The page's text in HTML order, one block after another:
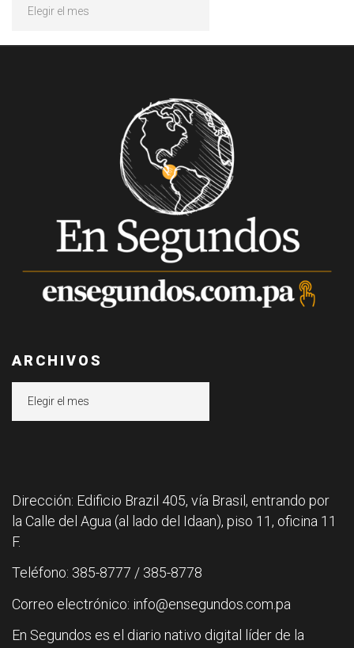
ARCHIVOS
Dirección: Edificio Brazil 405, vía Brasil, entrando por
la Calle del Agua (al lado del Idaan), piso 11, oficina 11
F.
Teléfono: 385-8777 / 385-8778
Correo electrónico: info@ensegundos.com.pa
En Segundos es el diario nativo digital líder de la